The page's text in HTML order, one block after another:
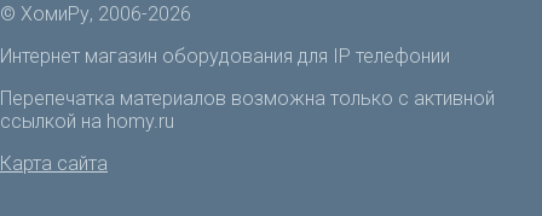
© ХомиРу, 2006-2026
Интернет магазин оборудования для IP телефонии
Перепечатка материалов возможна только с активной
ссылкой на homy.ru
Карта сайта